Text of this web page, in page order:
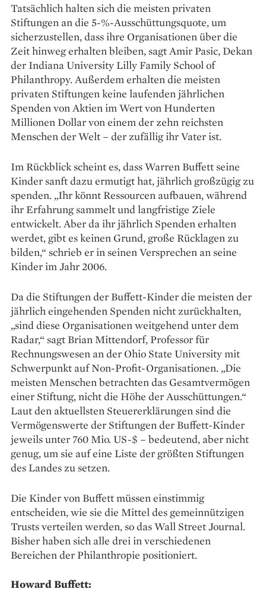
Tatsächlich halten sich die meisten privaten
Stiftungen an die 5-%-Ausschüttungsquote, um
sicherzustellen, dass ihre Organisationen über die
Zeit hinweg erhalten bleiben, sagt Amir Pasic, Dekan
der Indiana University Lilly Family School of
Philanthropy. Außerdem erhalten die meisten
privaten Stiftungen keine laufenden jährlichen
Spenden von Aktien im Wert von Hunderten
Millionen Dollar von einem der zehn reichsten
Menschen der Welt – der zufällig ihr Vater ist.
Im Rückblick scheint es, dass Warren Buffett seine
Kinder sanft dazu ermutigt hat, jährlich großzügig zu
spenden. „Ihr könnt Ressourcen aufbauen, während
ihr Erfahrung sammelt und langfristige Ziele
entwickelt. Aber da ihr jährlich Spenden erhalten
werdet, gibt es keinen Grund, große Rücklagen zu
bilden,“ schrieb er in seinen Versprechen an seine
Kinder im Jahr 2006.
Da die Stiftungen der Buffett-Kinder die meisten der
jährlich eingehenden Spenden nicht zurückhalten,
„sind diese Organisationen weitgehend unter dem
Radar,“ sagt Brian Mittendorf, Professor für
Rechnungswesen an der Ohio State University mit
Schwerpunkt auf Non-Profit-Organisationen. „Die
meisten Menschen betrachten das Gesamtvermögen
einer Stiftung, nicht die Höhe der Ausschüttungen.“
Laut den aktuellsten Steuererklärungen sind die
Vermögenswerte der Stiftungen der Buffett-Kinder
jeweils unter 760 Mio. US-$ – bedeutend, aber nicht
genug, um sie auf eine Liste der größten Stiftungen
des Landes zu setzen.
Die Kinder von Buffett müssen einstimmig
entscheiden, wie sie die Mittel des gemeinnützigen
Trusts verteilen werden, so das Wall Street Journal.
Bisher haben sich alle drei in verschiedenen
Bereichen der Philanthropie positioniert.
Howard Buffett: